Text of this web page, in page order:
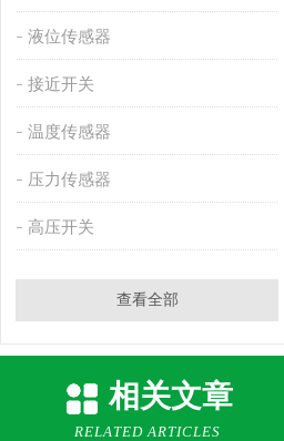
液位传感器
接近开关
温度传感器
压力传感器
高压开关
查看全部
相关文章
RELATED ARTICLES